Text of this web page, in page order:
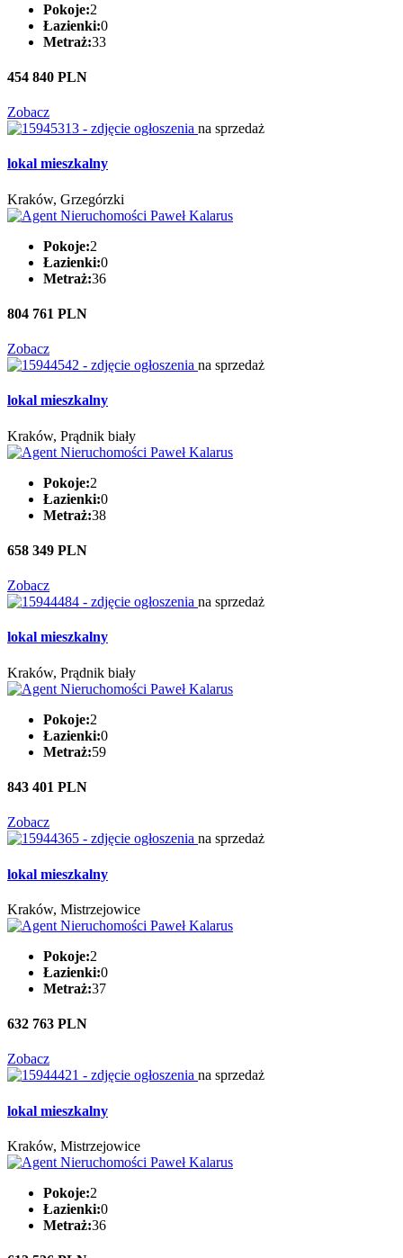
Pokoje:2
Łazienki:0
Metraż:33
454 840 PLN
Zobacz
na sprzedaż
lokal mieszkalny
Kraków, Grzegórzki
Pokoje:2
Łazienki:0
Metraż:36
804 761 PLN
Zobacz
na sprzedaż
lokal mieszkalny
Kraków, Prądnik biały
Pokoje:2
Łazienki:0
Metraż:38
658 349 PLN
Zobacz
na sprzedaż
lokal mieszkalny
Kraków, Prądnik biały
Pokoje:2
Łazienki:0
Metraż:59
843 401 PLN
Zobacz
na sprzedaż
lokal mieszkalny
Kraków, Mistrzejowice
Pokoje:2
Łazienki:0
Metraż:37
632 763 PLN
Zobacz
na sprzedaż
lokal mieszkalny
Kraków, Mistrzejowice
Pokoje:2
Łazienki:0
Metraż:36